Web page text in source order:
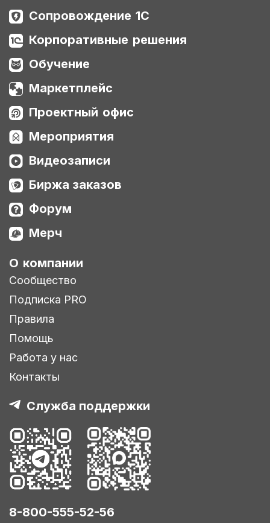
Сопровождение 1С
Корпоративные решения
Обучение
Маркетплейс
Проектный офис
Мероприятия
Видеозаписи
Биржа заказов
Форум
Мерч
О компании
Сообщество
Подписка PRO
Правила
Помощь
Работа у нас
Контакты
Служба поддержки
8-800-555-52-56